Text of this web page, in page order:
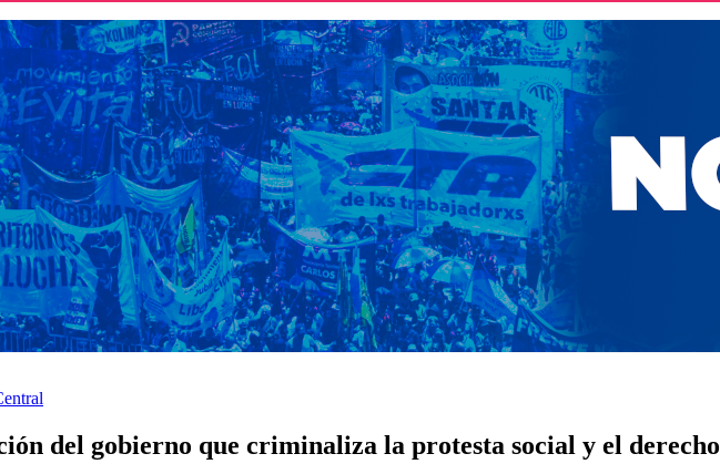
del gobierno que criminaliza la protesta social y el